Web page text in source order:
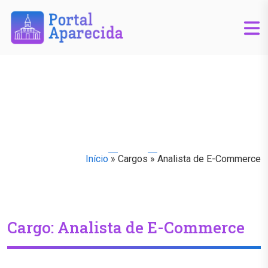
Início » Cargos » Analista de E-Commerce
Cargo: Analista de E-Commerce